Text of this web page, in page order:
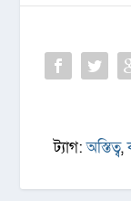
ট্যাগ:অস্তিত্ব,